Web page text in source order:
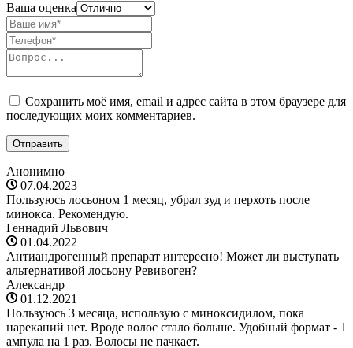
Ваша оценка
Сохранить моё имя, email и адрес сайта в этом браузере для
последующих моих комментариев.
Анонимно
07.04.2023
Пользуюсь лосьоном 1 месяц, убрал зуд и перхоть после
минокса. Рекомендую.
Геннадий Львович
01.04.2022
Антиандрогенный препарат интересно! Может ли выступать
альтернативой лосьону Ревивоген?
Александр
01.12.2021
Пользуюсь 3 месяца, использую с миноксидилом, пока
нареканий нет. Вроде волос стало больше. Удобный формат - 1
ампула на 1 раз. Волосы не пачкает.